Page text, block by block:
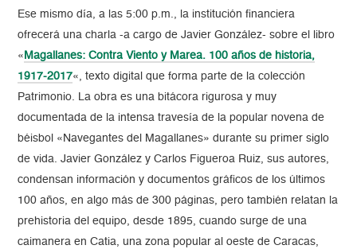
Ese mismo día, a las 5:00 p.m., la institución financiera
ofrecerá una charla -a cargo de Javier González- sobre el libro
« Magallanes: Contra Viento y Marea. 100 años de historia,
1917-2017«, texto digital que forma parte de la colección
Patrimonio. La obra es una bitácora rigurosa y muy
documentada de la intensa travesía de la popular novena de
béisbol «Navegantes del Magallanes» durante su primer siglo
de vida. Javier González y Carlos Figueroa Ruiz, sus autores,
condensan información y documentos gráficos de los últimos
100 años, en algo más de 300 páginas, pero también relatan la
prehistoria del equipo, desde 1895, cuando surge de una
caimanera en Catia, una zona popular al oeste de Caracas,